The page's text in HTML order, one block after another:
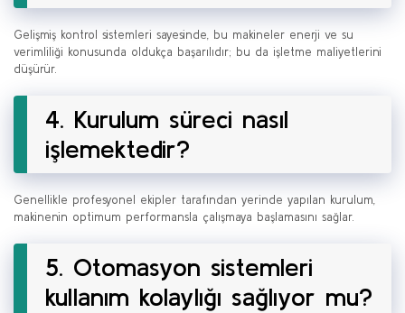
Gelişmiş kontrol sistemleri sayesinde, bu makineler enerji ve su
verimliliği konusunda oldukça başarılıdır; bu da işletme maliyetlerini
düşürür.
4. Kurulum süreci nasıl
işlemektedir?
Genellikle profesyonel ekipler tarafından yerinde yapılan kurulum,
makinenin optimum performansla çalışmaya başlamasını sağlar.
5. Otomasyon sistemleri
kullanım kolaylığı sağlıyor mu?